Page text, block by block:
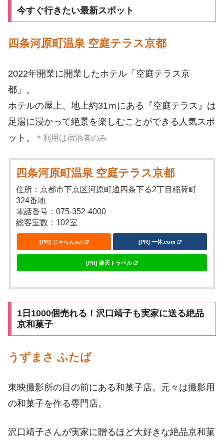
今すぐ行きたい最新スポット
四条河原町温泉 空庭テラス京都
2022年開業に開業したホテル「空庭テラス京
都」。
ホテルの屋上、地上約31ｍにある『空庭テラス』は
足湯に浸かって絶景を楽しむことができる人気スポ
ット。
＊利用は宿泊者のみ
四条河原町温泉 空庭テラス京都
住所：京都市下京区河原町通四条下る2丁目稲荷町
324番地
電話番号：075-352-4000
総客室数：102室
[PR] じゃらんnet [PR] 一休.com
[PR] 楽天トラベル
1日1000個売れる！沢口靖子も実家に送る絶品
京和菓子
うずまさ ふたば
東映撮影所の目の前にある和菓子店。元々は撮影用
の和菓子を作る専門店。
沢口靖子さんが実家に贈るほど大好きな絶品京和菓